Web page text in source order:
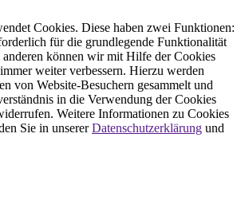
Cookies. Diese haben zwei Funktionen:
für die grundlegende Funktionalität
anderen können wir mit Hilfe der Cookies
weiter verbessern. Hierzu werden
von Website-Besuchern gesammelt und
in die Verwendung der Cookies
Weitere Informationen zu Cookies
Sie in unsererDatenschutzerklärung und